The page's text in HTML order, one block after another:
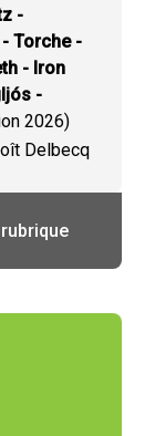
-
Torche -
- Iron
-
2026)
Delbecq